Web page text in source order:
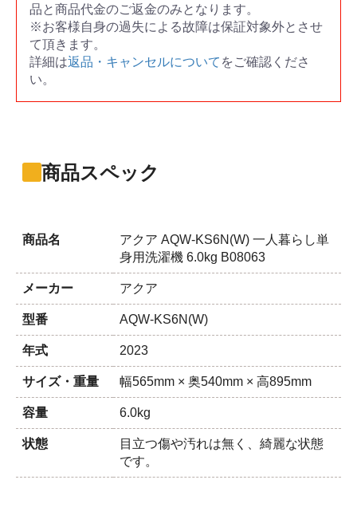
品と商品代金のご返金のみとなります。
※お客様自身の過失による故障は保証対象外とさせ
て頂きます。
詳細は返品・キャンセルについて をご確認くださ
い。
商品スペック
商品名
アクア AQW-KS6N(W) 一人暮らし単
身用洗濯機 6.0kg B08063
メーカー アクア
型番 AQW-KS6N(W)
年式 2023
サイズ・重量 幅565mm × 奥540mm × 高895mm
容量 6.0kg
状態
目立つ傷や汚れは無く、綺麗な状態
です。